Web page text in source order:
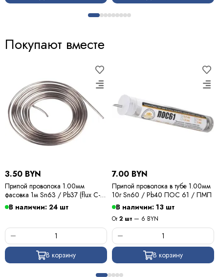
Покупают вместе
3.50 BYN
Припой проволока 1.00мм
фасовка 1м Sn63 / Pb37 (flux C-6)
ПОС 63 / Kewei
В наличии: 24 шт
В корзину
7.00 BYN
Припой проволока в тубе 1.00мм
10г Sn60 / Pb40 ПОС 61 / ПМП
В наличии: 13 шт
От2 шт — 6 BYN
В корзину